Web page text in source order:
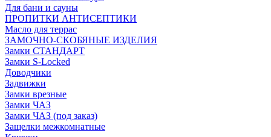
Для бани и сауны
ПРОПИТКИ АНТИСЕПТИКИ
Масло для террас
ЗАМОЧНО-СКОБЯНЫЕ ИЗДЕЛИЯ
Замки СТАНДАРТ
Замки S-Locked
Доводчики
Задвижки
Замки врезные
Замки ЧАЗ
Замки ЧАЗ (под заказ)
Защелки межкомнатные